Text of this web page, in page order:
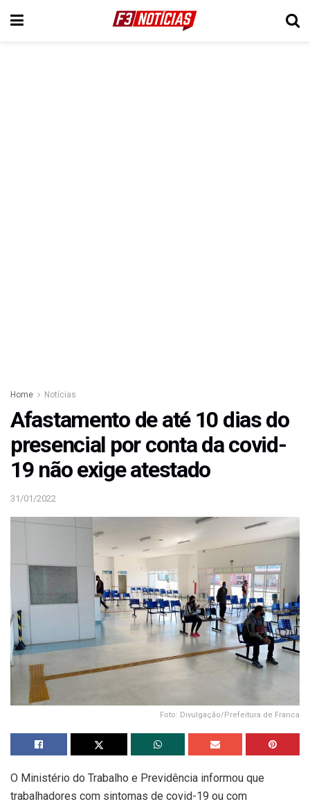
Home Notícias
Afastamento de até 10 dias do
presencial por conta da covid-
19 não exige atestado
31/01/2022
Foto: Divulgação/Prefeitura de Franca
O Ministério do Trabalho e Previdência informou que
trabalhadores com sintomas de covid-19 ou com